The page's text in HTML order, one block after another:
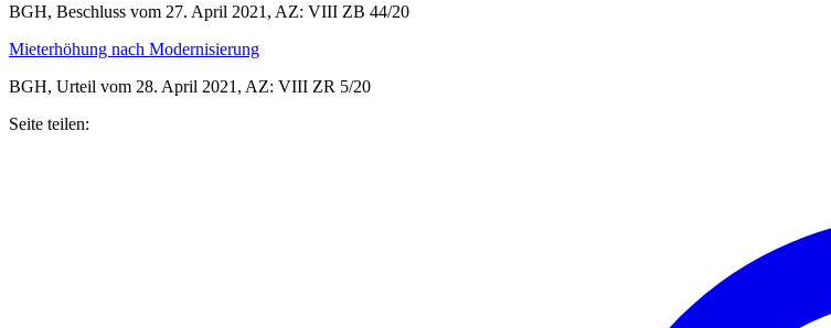
BGH, Beschluss vom 27. April 2021, AZ: VIII ZB 44/20
Mieterhöhung nach Modernisierung
BGH, Urteil vom 28. April 2021, AZ: VIII ZR 5/20
Seite teilen: